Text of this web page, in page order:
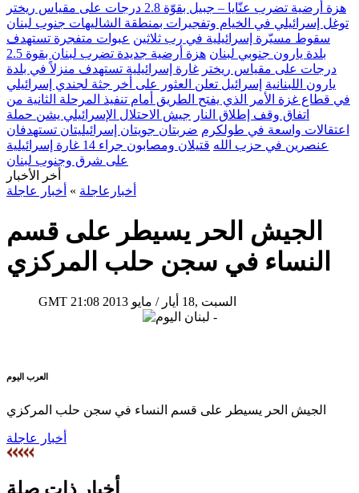
هزة أرضية تضرب عنّايا – جبيل بقوّة 2.8 درجات على مقياس ريختر
توغل إسرائيلي في الخيام وتفجيرات بمنطقة الشاليهات جنوب لبنان
سقوط مسيّرة إسرائيلية في رب ثلاثين عبوات متفجرة تستهدف
بلدة يارون جنوبي لبنان
هزة أرضية جديدة تضرب لبنان بقوة 2.5
درجات على مقياس ريختر غارة إسرائيلية تستهدف منزلاً في بلدة
يارون اللبنانية إسرائيل تعلن العثور على أخر جثة لجندي إسرائيلي
في قطاع غزة الأمر الذي يفتح الطريق أمام تنفيذ المرحلة الثانية من
اتفاق وقف إطلاق النار جيش الاحتلال الإسرائيلي يشن حملة
اعتقالات واسعة في طولكرم ضربتان جويتان إسرائيليتان تستهدفان
عنصرين في حزب الله
قتيلان ومصابون جراء 14 غارة إسرائيلية
على شرق وجنوب لبنان
أخر الأخبار
أخبارعاجلة » أخبار عاجلة
الجيش الحر يسيطر على قسم
النساء في سجن حلب المركزي
GMT 21:08 2013 السبت ,18 أيار / مايو
أخبار عاجلة